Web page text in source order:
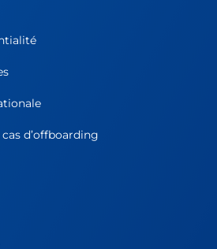
d’offboarding